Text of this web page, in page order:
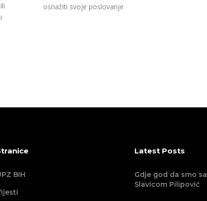
osnažiti svoje poslovanje
BIH
Latest Posts
Gdje god da smo sa
Slavicom Pilipović